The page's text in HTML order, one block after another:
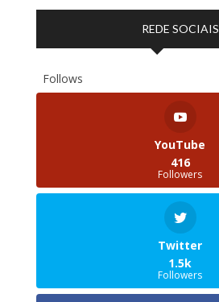
REDE SOCIAIS
Follows
YouTube
416
Followers
Twitter
1.5k
Followers